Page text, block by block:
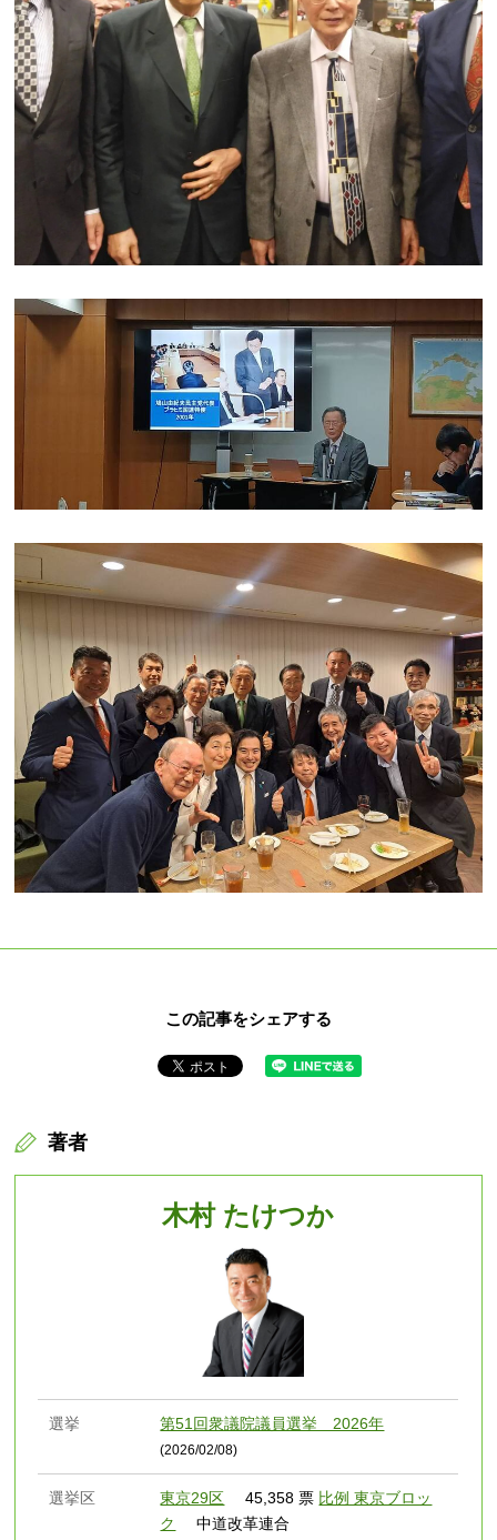
この記事をシェアする
著者
木村 たけつか
選挙 第51回衆議院議員選挙 2026年
(2026/02/08)
選挙区 東京29区 45,358 票 比例 東京ブロッ
ク
中道改革連合